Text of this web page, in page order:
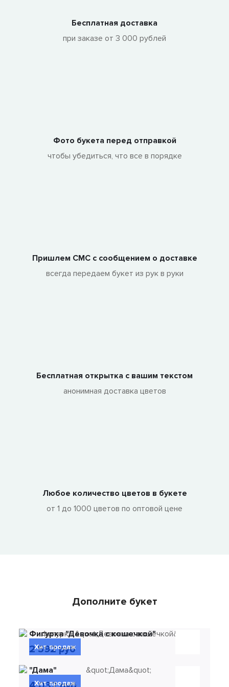
Бесплатная доставка
при заказе от 3 000 рублей
Фото букета перед отправкой
чтобы убедиться, что все в порядке
Пришлем СМС с сообщением о доставке
всегда передаем букет из рук в руки
Бесплатная открытка с вашим текстом
анонимная доставка цветов
Любое количество цветов в букете
от 1 до 1000 цветов по оптовой цене
Дополните букет
Хит продаж
Фигурка "Девочка с кошечкой"
2 592 руб
Хит продаж
"Дама"